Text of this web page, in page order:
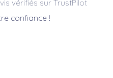
vérifiés sur TrustPilot
confiance !